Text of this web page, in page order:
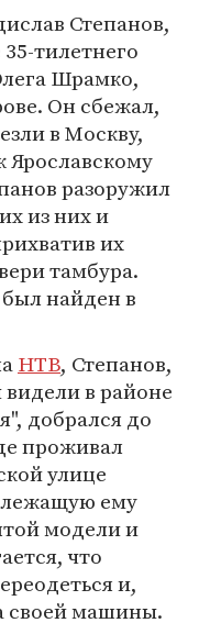
Степанов,
тилетнего
Шрамко,
Он сбежал,
в Москву,
Ярославскому
разоружил
из них и
их
тамбура.
найден в
НТВ, Степанов,
в районе
добрался до
проживал
улице
ему
модели и
что
и,
своей машины.